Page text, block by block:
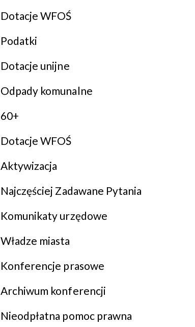
Dotacje WFOŚ
Podatki
Dotacje unijne
Odpady komunalne
60+
Dotacje WFOŚ
Aktywizacja
Najczęściej Zadawane Pytania
Komunikaty urzędowe
Władze miasta
Konferencje prasowe
Archiwum konferencji
Nieodpłatna pomoc prawna